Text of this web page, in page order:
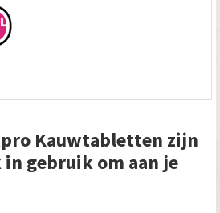
Kauwtabletten zijn
gebruik om aan je